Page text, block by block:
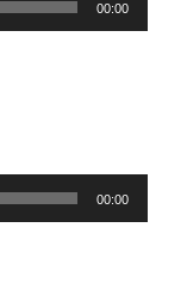
00:00
00:00